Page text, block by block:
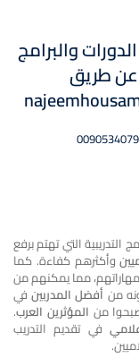
والبرامج
عن طريق
التي تهتم برفع
وأكثرهم كفاءة. كما
مما يمكنهم من
من أفضل المدربينفي
من المؤثرين العرب.
في تقديم التدريب